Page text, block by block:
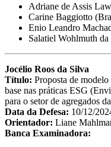
Adriane de Assis
Carine Baggiotto
Enio Leandro
Salatiel Wohlmuth
Jocélio Roos da Silva
Título: Proposta de
base nas práticas ESG
para o setor de agregados
Data da Defesa: 10/12/
Orientador: Liane
Banca Examinadora: